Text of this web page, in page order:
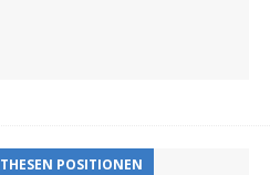
THESEN POSITIONEN